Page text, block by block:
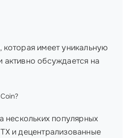
которая имеет уникальную
активно обсуждается на
нескольких популярных
и децентрализованные